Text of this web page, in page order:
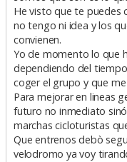
He visto que te puedes
no tengo ni idea y los
convienen.
Yo de momento lo que
dependiendo del
coger el grupo y que
Para mejorar en lineas
futuro no inmediato
marchas cicloturistas
Que entrenos debò
velodromo ya voy